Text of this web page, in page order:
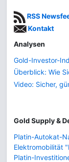
RSS
Kontakt
Analysen
Gold-Investor-
Überblick: Wie
Video: Sicher,
Gold Supply &
Platin-Autokat-
Elektromobilität
Platin-